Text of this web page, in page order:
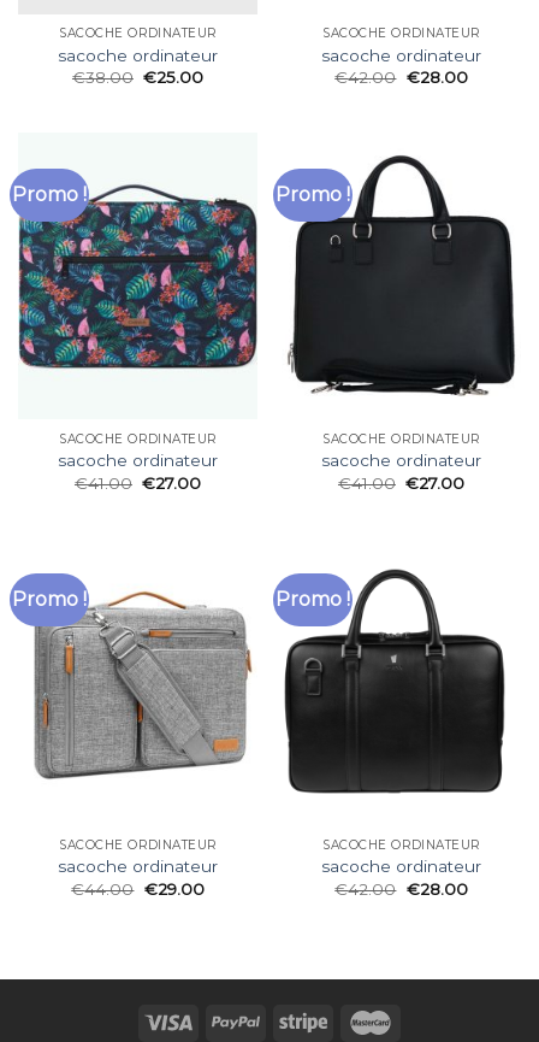
SACOCHE ORDINATEUR
sacoche ordinateur
€38.00 €25.00
SACOCHE ORDINATEUR
sacoche ordinateur
€42.00 €28.00
Promo !
SACOCHE ORDINATEUR
sacoche ordinateur
€41.00 €27.00
Promo !
SACOCHE ORDINATEUR
sacoche ordinateur
€41.00 €27.00
Promo !
SACOCHE ORDINATEUR
sacoche ordinateur
€44.00 €29.00
Promo !
SACOCHE ORDINATEUR
sacoche ordinateur
€42.00 €28.00